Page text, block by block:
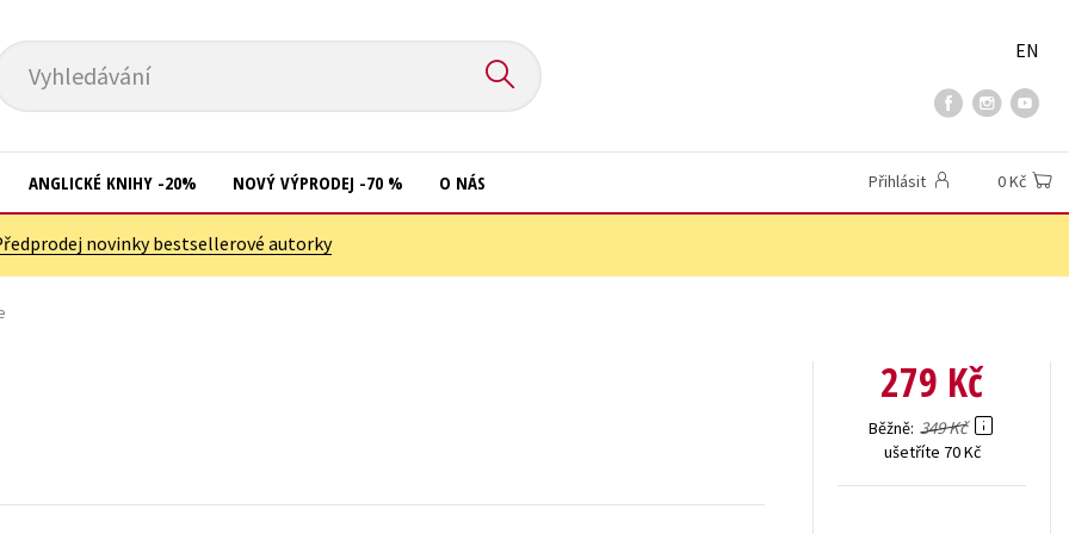
Vyhledávání
EN
ANGLICKÉ KNIHY -20% NOVÝ VÝPRODEJ -70 % O NÁS Přihlásit 0 Kč
novinky bestsellerové autorky
279 Kč
Běžně 349 Kč
ušetříte 70 Kč